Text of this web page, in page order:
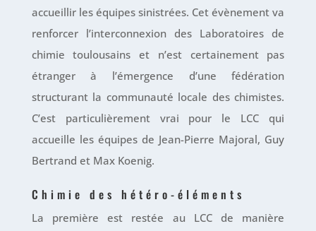
accueillir les équipes sinistrées. Cet évènement va
renforcer l’interconnexion des Laboratoires de
chimie toulousains et n’est certainement pas
étranger à l’émergence d’une fédération
structurant la communauté locale des chimistes.
C’est particulièrement vrai pour le LCC qui
accueille les équipes de Jean-Pierre Majoral, Guy
Bertrand et Max Koenig.
Chimie des hétéro-éléments
La première est restée au LCC de manière